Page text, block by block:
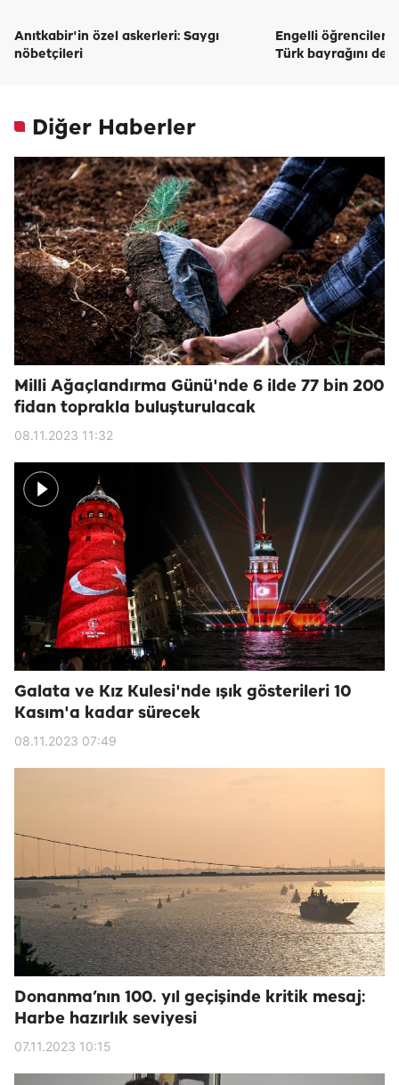
Anıtkabir'in özel askerleri: Saygı
nöbetçileri
Engelli öğrenciler,
Türk bayrağını
Diğer Haberler
Milli Ağaçlandırma Günü'nde 6 ilde 77 bin 200
fidan toprakla buluşturulacak
08.11.2023 11:32
Galata ve Kız Kulesi'nde ışık gösterileri 10
Kasım'a kadar sürecek
08.11.2023 07:49
Donanma’nın 100. yıl geçişinde kritik mesaj:
Harbe hazırlık seviyesi
07.11.2023 10:15